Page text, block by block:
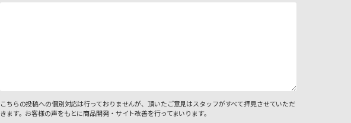
こちらの投稿への個別対応は行っておりませんが、頂いたご意見はスタッフがすべて拝見させていただ
きます。お客様の声をもとに商品開発・サイト改善を行ってまいります。